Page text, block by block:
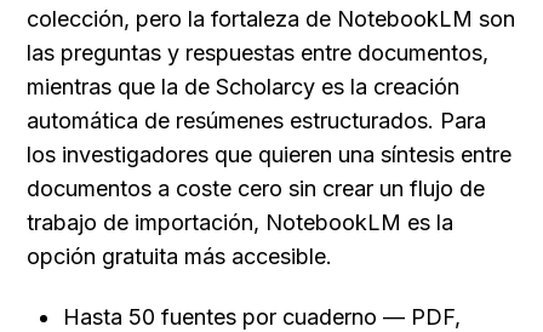
colección, pero la fortaleza de NotebookLM son
las preguntas y respuestas entre documentos,
mientras que la de Scholarcy es la creación
automática de resúmenes estructurados. Para
los investigadores que quieren una síntesis entre
documentos a coste cero sin crear un flujo de
trabajo de importación, NotebookLM es la
opción gratuita más accesible.
Hasta 50 fuentes por cuaderno — PDF,